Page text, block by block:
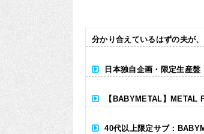
分かり合えているはずの夫が
日本独自企画・限定生産
【BABYMETAL】METAL
40代以上限定サブ：